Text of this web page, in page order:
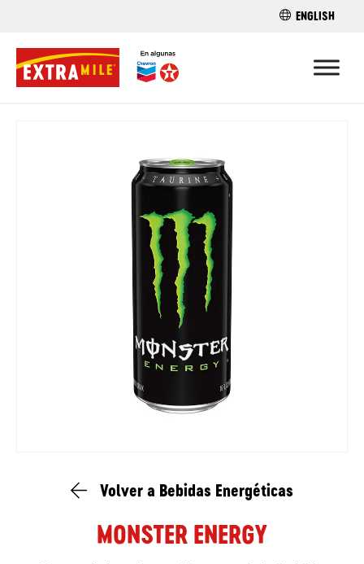
ENGLISH
Volver a Bebidas Energéticas
MONSTER ENERGY